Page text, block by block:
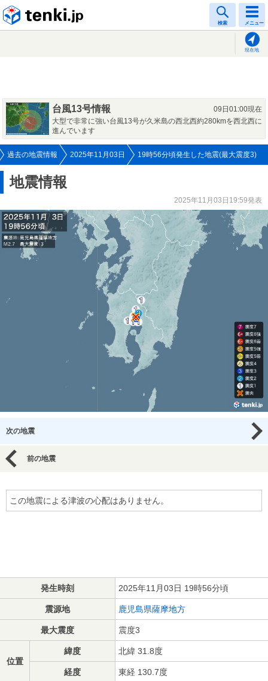
検索 メニュー
現在地
台風13号情報
09日01:00現在
大型で非常に強い台風13号が久米島の西北西約280kmを西北西に
進んでいます
過去の地震情報 2025年11月03日 19時56分頃発生した地震(最大震度3)
地震情報
2025年11月03日19:59発表
次の地震
前の地震
この地震による津波の心配はありません。
発生時刻 2025年11月03日 19時56分頃
震源地 鹿児島県薩摩地方
最大震度 震度3
位置
緯度 北緯 31.8度
経度 東経 130.7度